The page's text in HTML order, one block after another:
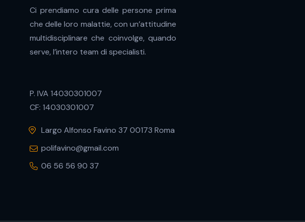
Ci prendiamo cura delle persone prima
che delle loro malattie, con un’attitudine
multidisciplinare che coinvolge, quando
serve, l’intero team di specialisti.
P. IVA 14030301007
CF: 14030301007
Largo Alfonso Favino 37 00173 Roma
polifavino@gmail.com
06 56 56 90 37